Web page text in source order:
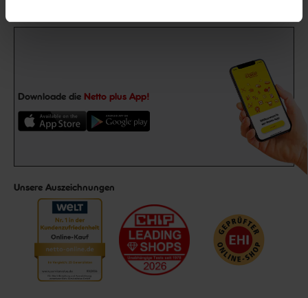
Downloade die Netto plus App!
Unsere Auszeichnungen